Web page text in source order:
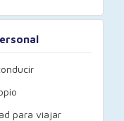
para viajar